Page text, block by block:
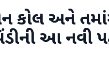
કોલ અને
આ નવી